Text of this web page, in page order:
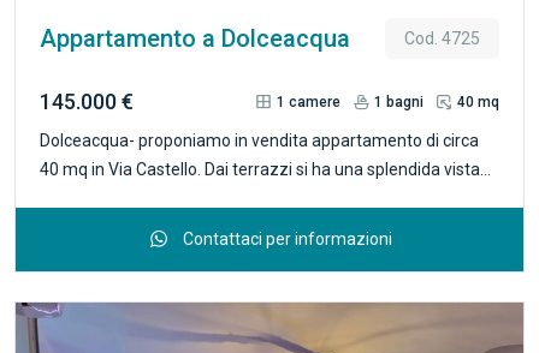
Appartamento a Dolceacqua Cod. 4725
145.000 € 1camere 1 bagni 40 mq
Dolceacqua- proponiamo in vendita appartamento di circa
40 mq in Via Castello. Dai terrazzi si ha una splendida vista
quarto piano con accesso dal terrazzo principale di 24 mq
con cucina estiva. Un bel vano con soffitto a volta collega il
cottura. Una scala curva conduce al piano superiore con
camera e bagno, segue anteposto un piccolo terrazzo
Contattaci per informazioni